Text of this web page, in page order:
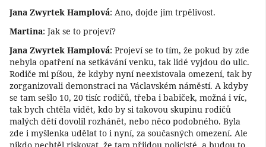
Jana Zwyrtek Hamplová: Ano, dojde jim trpělivost.
Martina: Jak se to projeví?
Jana Zwyrtek Hamplová: Projeví se to tím, že pokud by zde
nebyla opatření na setkávání venku, tak lidé vyjdou do ulic.
Rodiče mi píšou, že kdyby nyní neexistovala omezení, tak by
zorganizovali demonstraci na Václavském náměstí. A kdyby
se tam sešlo 10, 20 tisíc rodičů, třeba i babiček, možná i víc,
tak bych chtěla vidět, kdo by si takovou skupinu rodičů
malých dětí dovolil rozhánět, nebo něco podobného. Byla
zde i myšlenka udělat to i nyní, za současných omezení. Ale